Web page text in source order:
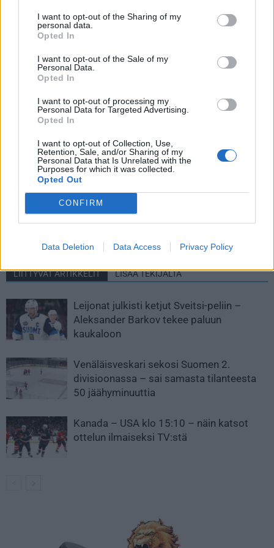
I want to opt-out of the Sharing of my
personal data.
Opted In
I want to opt-out of the Sale of my
Personal Data.
Opted In
I want to opt-out of processing my
Personal Data for Targeted Advertising.
Opted In
I want to opt-out of Collection, Use,
Retention, Sale, and/or Sharing of my
Personal Data that Is Unrelated with the
Purposes for which it was collected.
Opted Out
CONFIRM
Data Deletion Data Access Privacy Policy
lähetys maksullisen Discovery+ -palvelun kautta.
Lue myös:Tässä Kanadan MM-joukkue 2023 – nimetön
nippu kasassa
Sveitsi-Suomi näkyy ilmaiseksi
TV:stä – näin katsot ottelun
LIITTYVÄT ARTIKKELIT LISÄÄ TEKIJÄLTÄ
Leijonat julkisti ketjut Sveitsi-peliin –
Aleksander Barkov tekee paluun
kaukaloon
Venäläisveskari sekosi Suomen 2.
divisioonassa – sai samasta tilanteesta
50 jäähyminuuttia
Kanada – USA klo 15:10 – näin katsot
ottelun ilmaiseksi TV:stä